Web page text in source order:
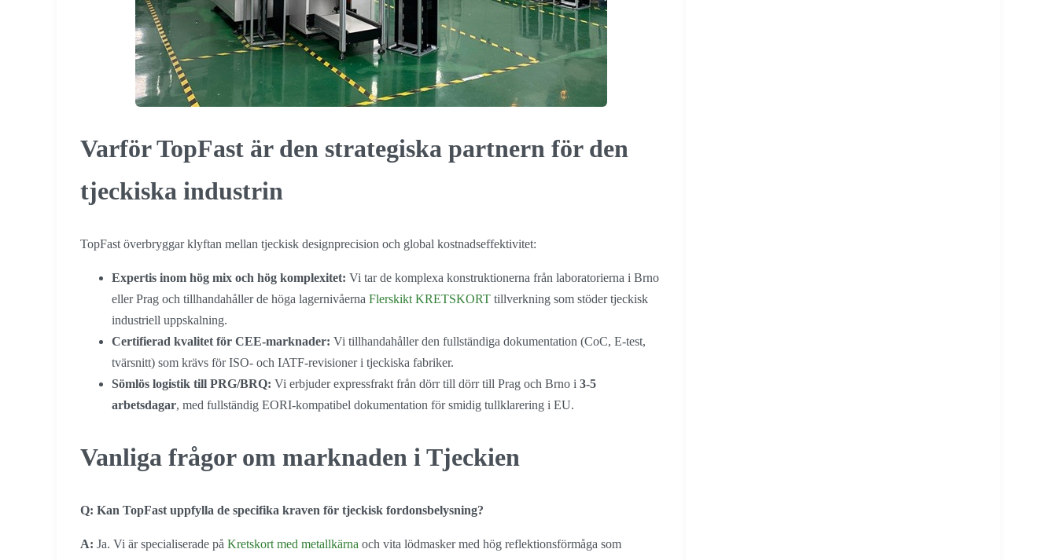
Varför TopFast är den strategiska partnern för den
tjeckiska industrin
TopFast överbryggar klyftan mellan tjeckisk designprecision och global kostnadseffektivitet:
Expertis inom hög mix och hög komplexitet: Vi tar de komplexa konstruktionerna från laboratorierna i Brno
eller Prag och tillhandahåller de höga lagernivåerna Flerskikt KRETSKORT tillverkning som stöder tjeckisk
industriell uppskalning.
Certifierad kvalitet för CEE-marknader: Vi tillhandahåller den fullständiga dokumentation (CoC, E-test,
tvärsnitt) som krävs för ISO- och IATF-revisioner i tjeckiska fabriker.
Sömlös logistik till PRG/BRQ: Vi erbjuder expressfrakt från dörr till dörr till Prag och Brno i 3-5
arbetsdagar, med fullständig EORI-kompatibel dokumentation för smidig tullklarering i EU.
Vanliga frågor om marknaden i Tjeckien
Q: Kan TopFast uppfylla de specifika kraven för tjeckisk fordonsbelysning?
A: Ja. Vi är specialiserade på Kretskort med metallkärna och vita lödmasker med hög reflektionsförmåga som